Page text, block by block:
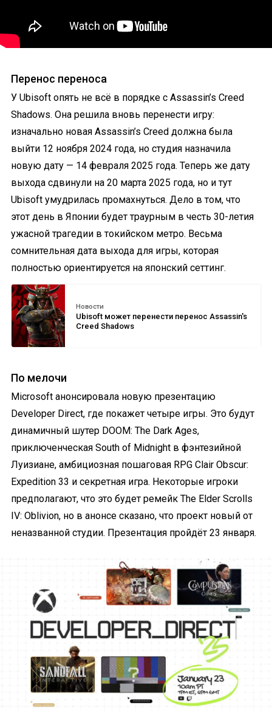
Перенос переноса
У Ubisoft опять не всё в порядке с Assassin’s Creed
Shadows. Она решила вновь перенести игру:
изначально новая Assassin’s Creed должна была
выйти 12 ноября 2024 года, но студия назначила
новую дату — 14 февраля 2025 года. Теперь же дату
выхода сдвинули на 20 марта 2025 года, но и тут
Ubisoft умудрилась промахнуться. Дело в том, что
этот день в Японии будет траурным в честь 30-летия
ужасной трагедии в токийском метро. Весьма
сомнительная дата выхода для игры, которая
полностью ориентируется на японский сеттинг.
Новости
Ubisoft может перенести перенос Assassin's
Creed Shadows
По мелочи
Microsoft анонсировала новую презентацию
Developer Direct, где покажет четыре игры. Это будут
динамичный шутер DOOM: The Dark Ages,
приключенческая South of Midnight в фэнтезийной
Луизиане, амбициозная пошаговая RPG Clair Obscur:
Expedition 33 и секретная игра. Некоторые игроки
предполагают, что это будет ремейк The Elder Scrolls
IV: Oblivion, но в анонсе сказано, что проект новый от
неназванной студии. Презентация пройдёт 23 января.